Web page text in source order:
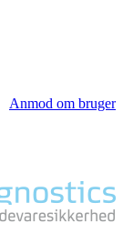
Anmod om bruger